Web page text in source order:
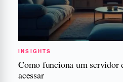
INSIGHTS
Como funciona um servidor
acessar